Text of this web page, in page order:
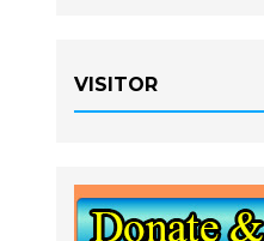
VISITOR